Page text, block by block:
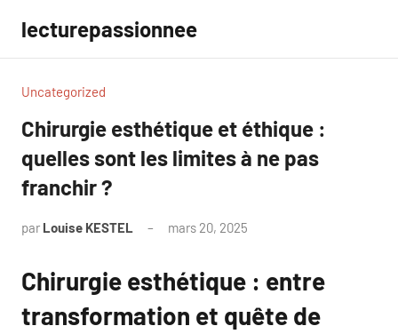
contenu
lecturepassionnee
Uncategorized
Chirurgie esthétique et éthique :
quelles sont les limites à ne pas
franchir ?
par Louise KESTEL mars 20, 2025
Chirurgie esthétique : entre
transformation et quête de